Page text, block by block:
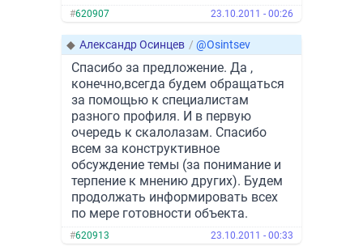
#620907 23.10.2011 - 00:26
◆ Александр Осинцев / @Osintsev
Спасибо за предложение. Да ,
конечно,всегда будем обращаться
за помощью к специалистам
разного профиля. И в первую
очередь к скалолазам. Спасибо
всем за конструктивное
обсуждение темы (за понимание и
терпение к мнению других). Будем
продолжать информировать всех
по мере готовности объекта.
#620913 23.10.2011 - 00:33